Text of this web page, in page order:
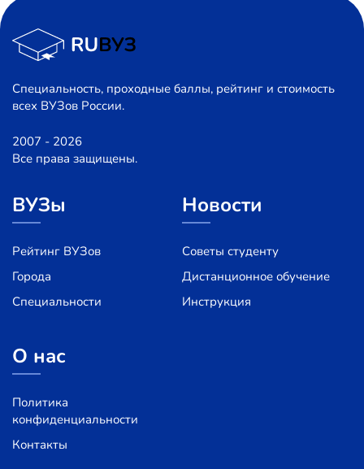
Специальность, проходные баллы, рейтинг и стоимость
всех ВУЗов России.
2007 - 2026
Все права защищены.
ВУЗы
Рейтинг ВУЗов
Города
Специальности
Новости
Советы студенту
Дистанционное обучение
Инструкция
О нас
Политика
конфиденциальности
Контакты